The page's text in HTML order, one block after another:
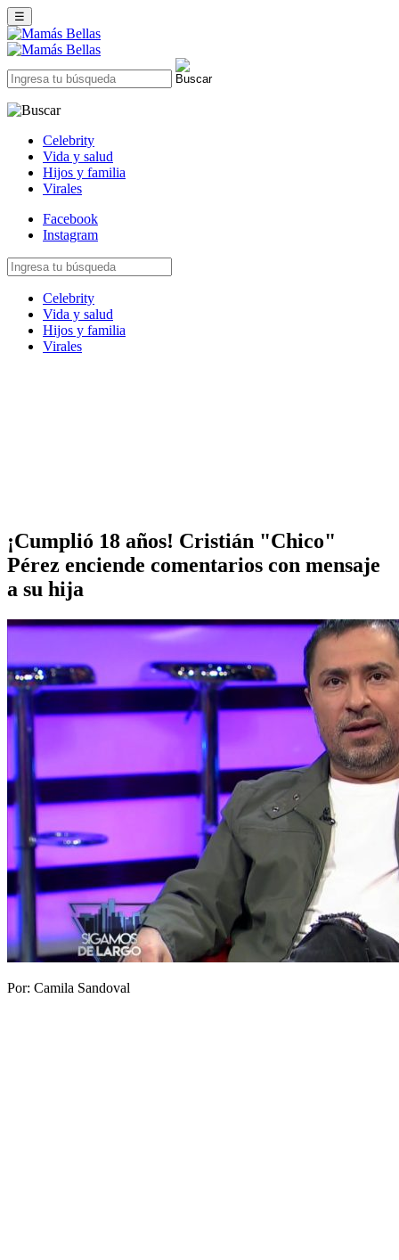
☰
Celebrity
Vida y salud
Hijos y familia
Virales
Facebook
Instagram
Celebrity
Vida y salud
Hijos y familia
Virales
¡Cumplió 18 años! Cristián "Chico"
Pérez enciende comentarios con mensaje
a su hija
Por: Camila Sandoval